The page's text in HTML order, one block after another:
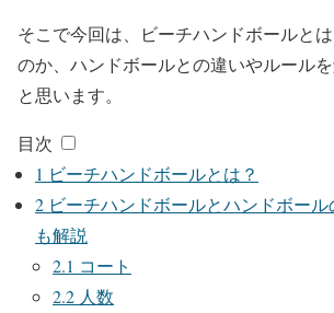
そこで今回は、ビーチハンドボールと
のか、ハンドボールとの違いやルール
と思います。
目次
1 ビーチハンドボールとは？
2 ビーチハンドボールとハンドボー
も解説
2.1 コート
2.2 人数